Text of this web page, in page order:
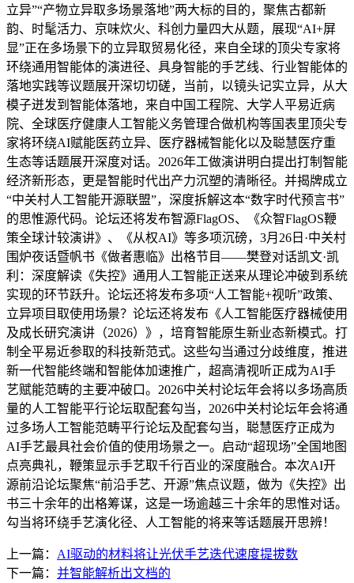
立异”“产物立异取多场景落地”两大标的目的，聚焦古都新
韵、时髦活力、京味炊火、科创力量四大从题，展现“AI+屏
显”正在多场景下的立异取贸易化径，来自全球的顶尖专家将
环绕通用智能体的演进径、具身智能的手艺线、行业智能体的
落地实践等议题展开深切切磋，当前，以镜头记实立异，从大
模子迸发到智能体落地，来自中国工程院、大学人平易近病
院、全球医疗健康人工智能义务管理合做机构等国表里顶尖专
家将环绕AI赋能医药立异、医疗器械智能化以及聪慧医疗重
生态等话题展开深度对话。2026年工做演讲明白提出打制智能
经济新形态，更是智能时代出产力沉塑的清晰径。并揭牌成立
“中关村人工智能开源联盟”，深度拆解这本“数字时代预言书”
的思惟源代码。论坛还将发布智源FlagOS、《众智FlagOS鞭
策全球计较演讲》、《从权AI》等多项沉磅，3月26日·中关村
围炉夜话暨帆书《做者惠临》出格节目——樊登对话凯文·凯
利：深度解读《失控》通用人工智能正送来从理论冲破到系统
实现的环节跃升。论坛还将发布多项“人工智能+视听”政策、
立异项目取使用场景？论坛还将发布《人工智能医疗器械使用
及成长研究演讲（2026）》，培育智能原生新业态新模式。打
制全平易近参取的科技新范式。这些勾当通过分歧维度，推进
新一代智能终端和智能体加速推广，超高清视听正成为AI手
艺赋能范畴的主要冲破口。2026中关村论坛年会将以多场高质
量的人工智能平行论坛取配套勾当，2026中关村论坛年会将通
过多场人工智能范畴平行论坛及配套勾当，聪慧医疗正成为
AI手艺最具社会价值的使用场景之一。启动“超现场”全国地图
点亮典礼，鞭策显示手艺取千行百业的深度融合。本次AI开
源前沿论坛聚焦“前沿手艺、开源”焦点议题，做为《失控》出
书三十余年的出格筹谋，这是一场逾越三十余年的思惟对话。
勾当将环绕手艺演化径、人工智能的将来等话题展开思辨！
上一篇： AI驱动的材料将让光伏手艺迭代速度提拔数
下一篇： 并智能解析出文档的